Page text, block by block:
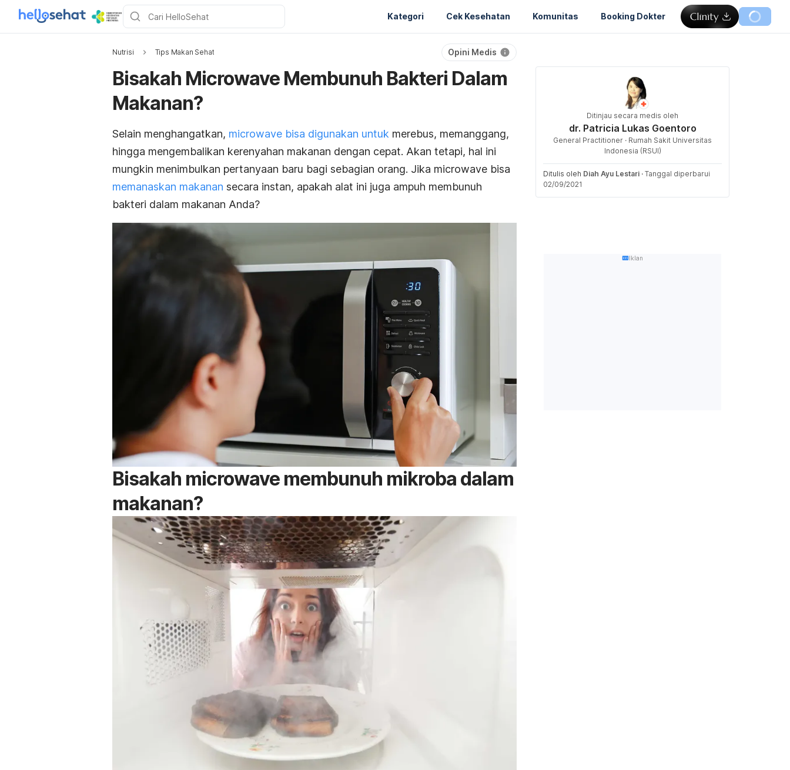
Kategori Cek Kesehatan Komunitas Booking Dokter
Nutrisi Tips Makan Sehat Opini Medis
Bisakah Microwave Membunuh Bakteri Dalam
Makanan?
Selain menghangatkan, microwave bisa digunakan untuk merebus, memanggang,
hingga mengembalikan kerenyahan makanan dengan cepat. Akan tetapi, hal ini
mungkin menimbulkan pertanyaan baru bagi sebagian orang. Jika microwave bisa
memanaskan makanan secara instan, apakah alat ini juga ampuh membunuh
bakteri dalam makanan Anda?
Bisakah microwave membunuh mikroba dalam
makanan?
Ditinjau secara medis oleh
dr. Patricia Lukas Goentoro
General Practitioner · Rumah Sakit Universitas
Indonesia (RSUI)
Ditulis oleh Diah Ayu Lestari · Tanggal diperbarui
02/09/2021
Iklan